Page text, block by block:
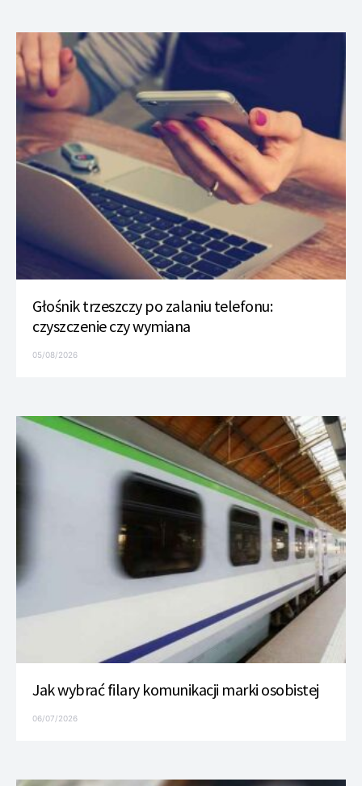
Głośnik trzeszczy po zalaniu telefonu:
czyszczenie czy wymiana
05/08/2026
Jak wybrać filary komunikacji marki osobistej
06/07/2026